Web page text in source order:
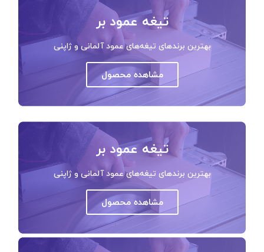
تیغه عمود بر
بهترین برندهای تیغه‌های عمود آلمانی و ژاپنی
مشاهده محصول
تیغه عمود بر
بهترین برندهای تیغه‌های عمود آلمانی و ژاپنی
مشاهده محصول